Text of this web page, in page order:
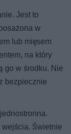
Jest to
w
lub mięsem
na który
go w środku. Nie
bezpiecznie
Świetnie